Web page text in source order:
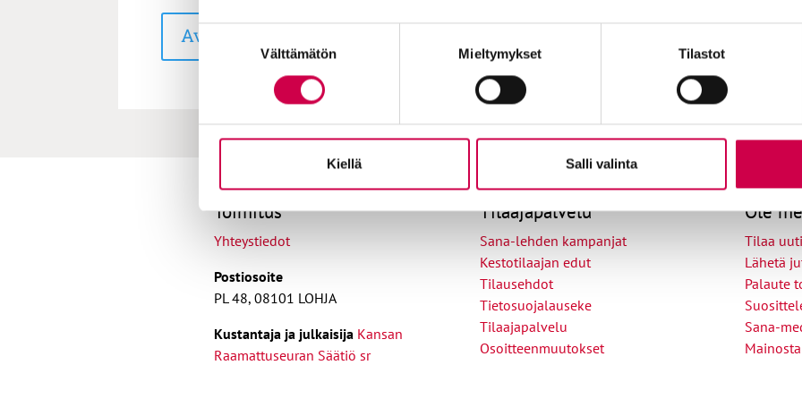
Välttämätön Mieltymykset Tilastot
Kiellä Salli valinta
Avaa jaksot
Avaa jaksot
Toimitus
Yhteystiedot
Postiosoite
PL 48, 08101 LOHJA
Kustantaja ja julkaisija Kansan
Raamattuseuran Säätiö sr
Tilaajapalvelu
Sana-lehden kampanjat
Kestotilaajan edut
Tilausehdot
Tietosuojalauseke
Tilaajapalvelu
Osoitteenmuutokset
Ole
Tilaa
Lähetä
Palaute
Sana-